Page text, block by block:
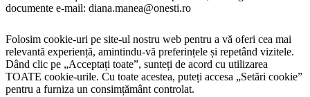
documente e-mail: diana.manea@onesti.ro
Folosim cookie-uri pe site-ul nostru web pentru a vă oferi cea mai
relevantă experiență, amintindu-vă preferințele și repetând vizitele.
Dând clic pe „Acceptați toate”, sunteți de acord cu utilizarea
TOATE cookie-urile. Cu toate acestea, puteți accesa „Setări cookie”
pentru a furniza un consimțământ controlat.